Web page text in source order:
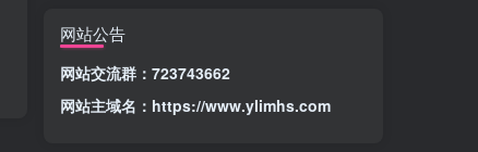
网站公告
网站交流群：723743662
网站主域名： https://www.ylimhs.com